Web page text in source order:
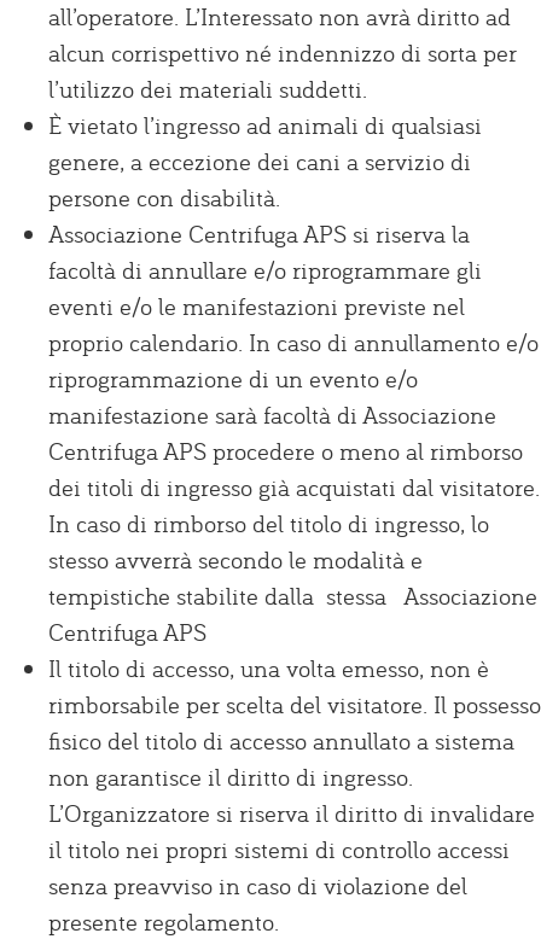
all’operatore. L’Interessato non avrà diritto ad
alcun corrispettivo né indennizzo di sorta per
l’utilizzo dei materiali suddetti.
È vietato l’ingresso ad animali di qualsiasi
genere, a eccezione dei cani a servizio di
persone con disabilità.
Associazione Centrifuga APS si riserva la
facoltà di annullare e/o riprogrammare gli
eventi e/o le manifestazioni previste nel
proprio calendario. In caso di annullamento e/o
riprogrammazione di un evento e/o
manifestazione sarà facoltà di Associazione
Centrifuga APS procedere o meno al rimborso
dei titoli di ingresso già acquistati dal visitatore.
In caso di rimborso del titolo di ingresso, lo
stesso avverrà secondo le modalità e
tempistiche stabilite dalla stessa Associazione
Centrifuga APS
Il titolo di accesso, una volta emesso, non è
rimborsabile per scelta del visitatore. Il possesso
fisico del titolo di accesso annullato a sistema
non garantisce il diritto di ingresso.
L’Organizzatore si riserva il diritto di invalidare
il titolo nei propri sistemi di controllo accessi
senza preavviso in caso di violazione del
presente regolamento.